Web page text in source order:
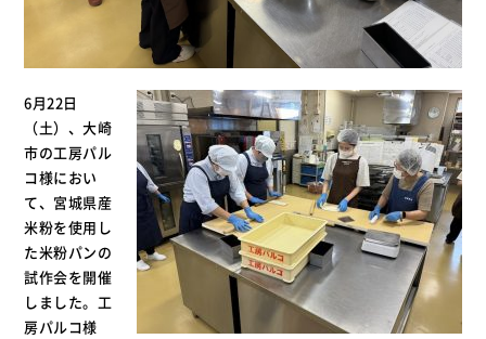
6月22日
（土）、大崎
市の工房パル
コ様におい
て、宮城県産
米粉を使用し
た米粉パンの
試作会を開催
しました。工
房パルコ様